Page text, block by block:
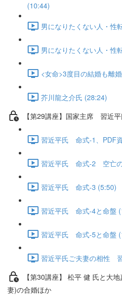
(10:44)
男になりたくない人・性
男になりたくない人・性
<女命>3度目の結婚も離
芥川龍之介氏 (28:24)
【第29講座】国家主席 習近
習近平氏 命式-1、PDF
習近平氏 命式-2 空亡
習近平氏 命式-3 (5:50)
習近平氏 命式-4と命盤
習近平氏 命式-5と命盤
習近平氏ご夫妻の相性
【第30講座】 松平 健 氏と大
妻)の合婚ほか